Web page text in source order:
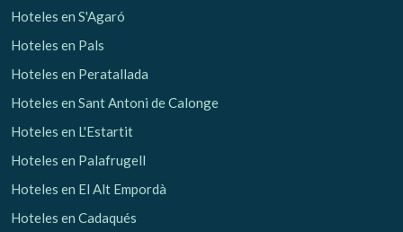
Gestionar mi reserva
Hoteles en S'Agaró
Hoteles en Pals
Hoteles en Peratallada
Hoteles en Sant Antoni de Calonge
Hoteles en L'Estartit
Hoteles en Palafrugell
Hoteles en El Alt Empordà
Hoteles en Cadaqués